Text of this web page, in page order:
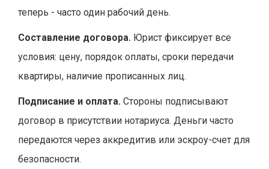
теперь - часто один рабочий день.
Составление договора. Юрист фиксирует все
условия: цену, порядок оплаты, сроки передачи
квартиры, наличие прописанных лиц.
Подписание и оплата. Стороны подписывают
договор в присутствии нотариуса. Деньги часто
передаются через аккредитив или эскроу-счет для
безопасности.